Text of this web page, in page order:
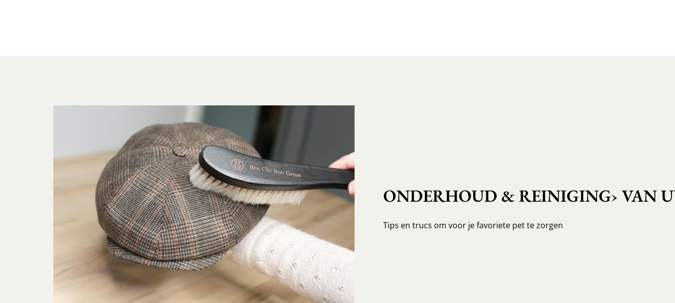
ONDERHOUD & REINIGING› VAN
Tips en trucs om voor je favoriete pet te zorgen